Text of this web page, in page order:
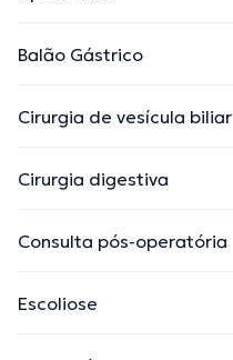
Balão Gástrico
Cirurgia de vesícula biliar
Cirurgia digestiva
Consulta pós-operatória
Escoliose